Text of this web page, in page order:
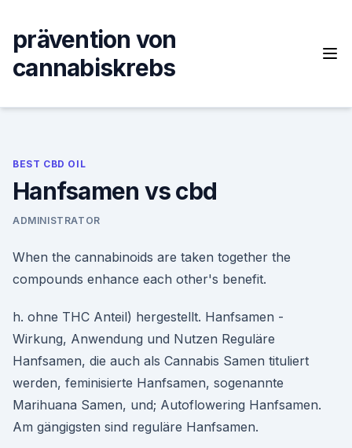
content
prävention von
cannabiskrebs
BEST CBD OIL
Hanfsamen vs cbd
ADMINISTRATOR
When the cannabinoids are taken together the
compounds enhance each other's benefit.
h. ohne THC Anteil) hergestellt. Hanfsamen -
Wirkung, Anwendung und Nutzen Reguläre
Hanfsamen, die auch als Cannabis Samen tituliert
werden, feminisierte Hanfsamen, sogenannte
Marihuana Samen, und; Autoflowering Hanfsamen.
Am gängigsten sind reguläre Hanfsamen.